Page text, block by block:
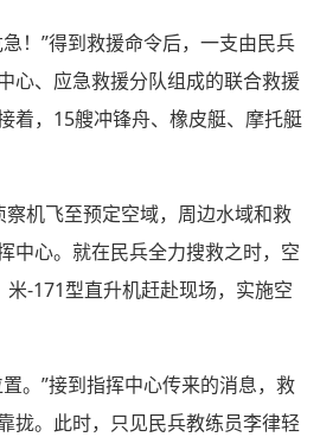
！”得到救援命令后，一支由民兵
心、应急救援分队组成的联合救援
着，15艘冲锋舟、橡皮艇、摩托艇
机飞至预定空域，周边水域和救
中心。就在民兵全力搜救之时，空
米-171型直升机赶赴现场，实施空
。”接到指挥中心传来的消息，救
拢。此时，只见民兵教练员李律轻